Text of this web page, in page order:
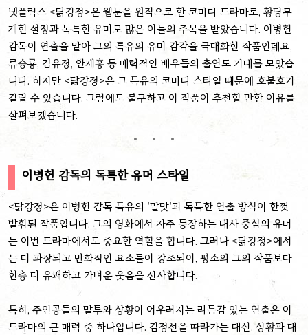
넷플릭스 <닭강정>은 웹툰을 원작으로 한 코미디 드라마로, 황당무
계한 설정과 독특한 유머로 많은 이들의 주목을 받았습니다. 이병헌
감독이 연출을 맡아 그의 특유의 유머 감각을 극대화한 작품인데요,
류승룡, 김유정, 안재홍 등 매력적인 배우들의 출연도 기대를 모았습
니다. 하지만 <닭강정>은 그 특유의 코미디 스타일 때문에 호불호가
갈릴 수 있습니다. 그럼에도 불구하고 이 작품이 추천할 만한 이유를
살펴보겠습니다.
이병헌 감독의 독특한 유머 스타일
<닭강정>은 이병헌 감독 특유의 '말맛'과 독특한 연출 방식이 한껏
발휘된 작품입니다. 그의 영화에서 자주 등장하는 대사 중심의 유머
는 이번 드라마에서도 중요한 역할을 합니다. 그러나 <닭강정>에서
는 더 과장되고 만화적인 요소들이 강조되어, 평소의 그의 작품보다
한층 더 유쾌하고 가벼운 웃음을 선사합니다.
특히, 주인공들의 말투와 상황이 어우러지는 리듬감 있는 연출은 이
드라마의 큰 매력 중 하나입니다. 감정선을 따라가는 대신, 상황과 대